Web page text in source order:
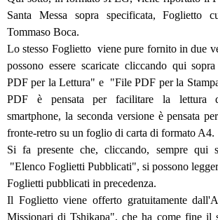
Santa Messa sopra specificata, Foglietto
Tommaso Boca.
Lo stesso Foglietto viene pure fornito in due
possono essere scaricate cliccando qui
PDF per la Lettura" e "File PDF per la
PDF è pensata per facilitare la lettura
smartphone, la seconda versione è pensata
fronte-retro su un foglio di carta di formato A4.
Si fa presente che, cliccando, sempre qui
"Elenco Foglietti Pubblicati", si possono
Foglietti pubblicati in precedenza.
Il Foglietto viene offerto gratuitamente
Missionari di Tshikapa", che ha come fine il